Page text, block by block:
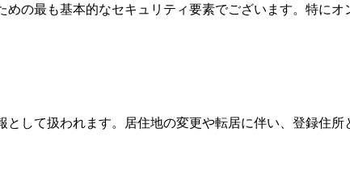
の最も基本的なセキュリティ要素でございます。特にオ
して扱われます。居住地の変更や転居に伴い、登録住所